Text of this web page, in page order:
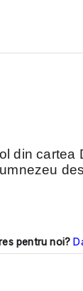
din cartea
pentru noi?